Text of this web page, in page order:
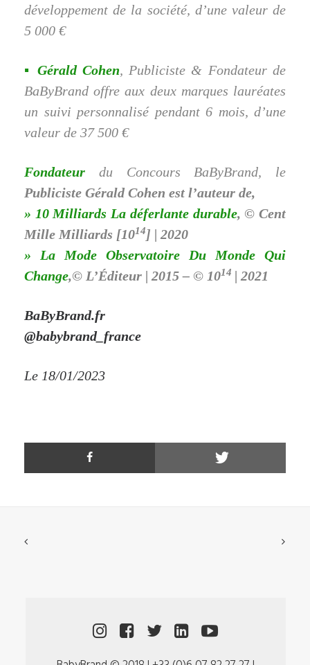
développement de la société, d’une valeur de
5 000 €
▪ Gérald Cohen, Publiciste & Fondateur de
BaByBrand offre aux deux marques lauréates
un suivi personnalisé pendant 6 mois, d’une
valeur de 37 500 €
Fondateur du Concours BaByBrand, le
Publiciste Gérald Cohen est l’auteur de,
» 10 Milliards La déferlante durable, © Cent
Mille Milliards [1014] | 2020
» La Mode Observatoire Du Monde Qui
Change,© L’Éditeur | 2015 – © 1014 | 2021
BaByBrand.fr
@babybrand_france
Le 18/01/2023